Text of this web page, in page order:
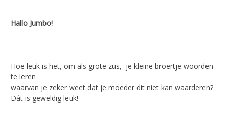
Hallo Jumbo!
Hoe leuk is het, om als grote zus, je kleine broertje woorden
te leren
waarvan je zeker weet dat je moeder dit niet kan waarderen?
Dát is geweldig leuk!